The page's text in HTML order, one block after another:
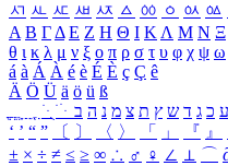
ㅺ ㅻ ㅼ ㅽ ㅾ ㅿ ㆀ ㆁ ㆂ ㆃ
Α Β ΓΔ Ε Ζ Η Θ Ι ΚΛ Μ Ν Ξ
θ ι κ λ μ ν ξ ο π ρ σ τ υ φ χ ψ ω
á à Á À é è É È ç Ç ê
Ä Ö Ü ä ö ü ß
ִֶֹ ֻּ ׁׂ ע כ ג ד ש ץ ת צ מ נ ה ב
‘ ’ “ ” 〔 〕 〈 〉 「 」 『 』
± × ÷ ≠ ≤ ≥ ∞ ∴ ♂ ♀ ∠ ⊥ ⌒